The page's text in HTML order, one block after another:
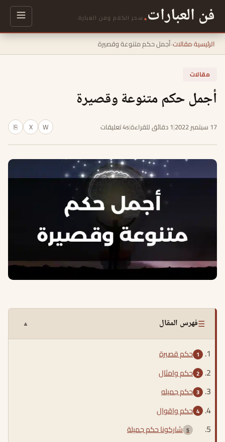
فن العبارات. سحر الكلام وفن العبارة
الرئيسية›مقالات›أجمل حكم متنوعة وقصيرة
مقالات
أجمل حكم متنوعة وقصيرة
17 سبتمبر 2022 |1 دقائق للقراءة |4s تعليقات W
X
⎘
☰فهرس المقال ▲
حكم قصيرة
حكم وامثال
حكم جميله
حكم واقوال
شاركونا حكم جميلة